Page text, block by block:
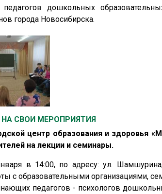
дошкольных
города Новосибирска.
СВОИ МЕРОПРИЯТИЯ
центр образования и здоровья
на лекции и семинары.
в 14:00, по адресу: ул.
с образовательными организациями,
педагогов - психологов